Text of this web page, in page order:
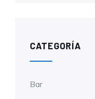
CATEGORÍA
Bar